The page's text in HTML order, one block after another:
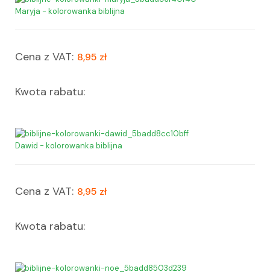
Maryja - kolorowanka biblijna
Cena z VAT: 8,95 zł
Kwota rabatu:
Dawid - kolorowanka biblijna
Cena z VAT: 8,95 zł
Kwota rabatu: